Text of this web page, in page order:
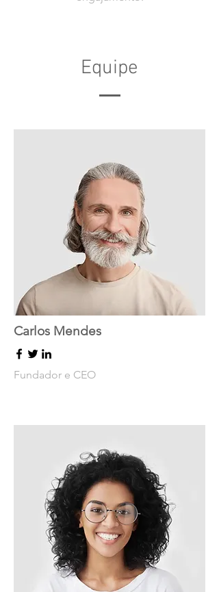
Equipe
Carlos Mendes
Fundador e CEO